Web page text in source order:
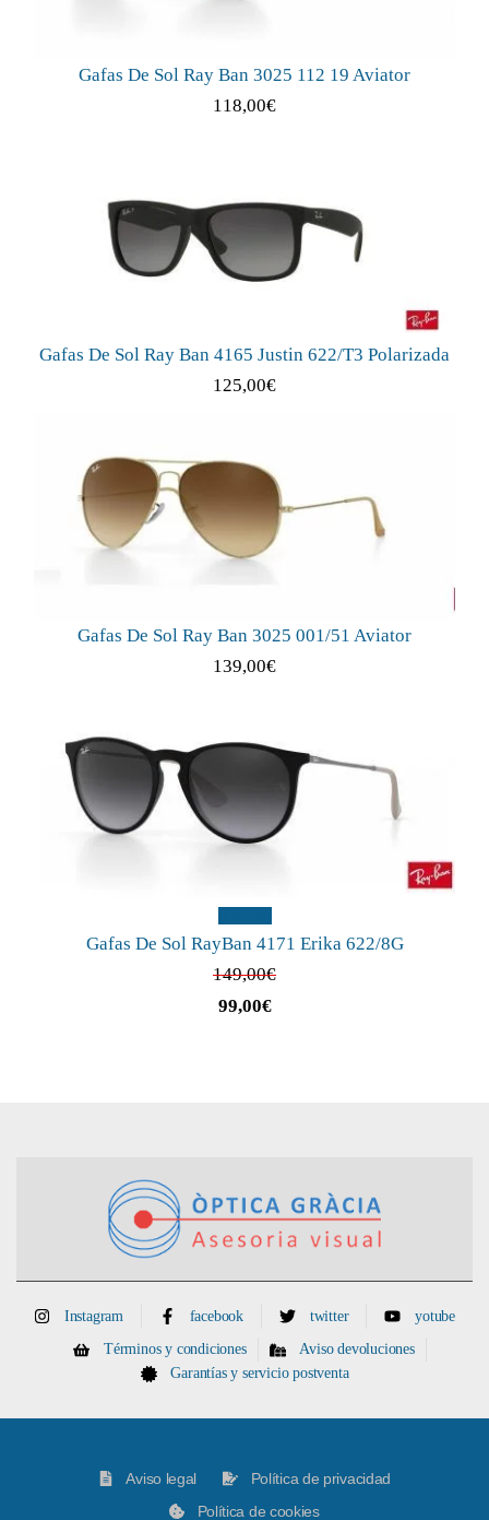
Gafas De Sol Ray Ban 3025 112 19 Aviator
118,00€
Gafas De Sol Ray Ban 4165 Justin 622/T3 Polarizada
125,00€
Gafas De Sol Ray Ban 3025 001/51 Aviator
139,00€
Gafas De Sol RayBan 4171 Erika 622/8G
149,00€
99,00€
Instagram facebook twitter
yotube
Términos y condiciones
Aviso devoluciones
Garantías y servicio postventa
Aviso legal
Política de privacidad
Política de cookies